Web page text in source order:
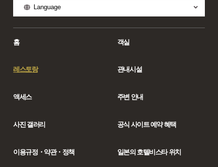
Language
홈 객실
레스토랑 관내시설
액세스 주변 안내
사진 갤러리 공식 사이트 예약 혜택
이용규정・약관・정책 일본의 호텔비스타 위치